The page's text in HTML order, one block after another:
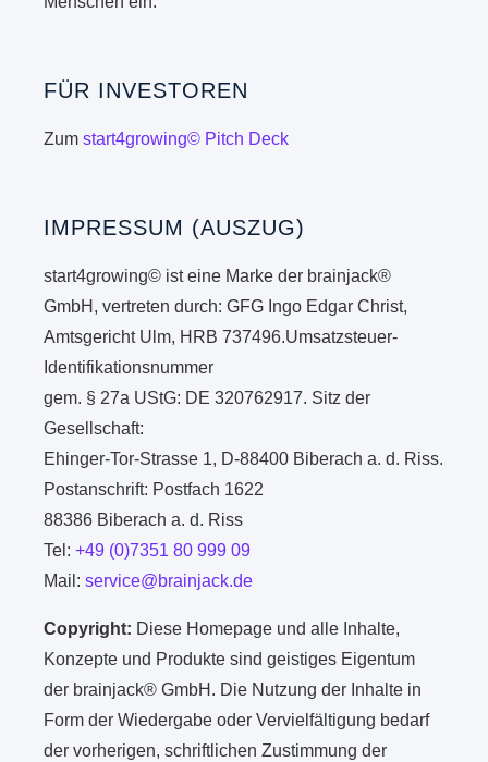
FÜR INVESTOREN
Zumstart4growing© Pitch Deck
IMPRESSUM (AUSZUG)
start4growing© ist eine Marke der brainjack®
GmbH, vertreten durch: GFG Ingo Edgar Christ,
Amtsgericht Ulm, HRB 737496.Umsatzsteuer-
Identifikationsnummer
gem. § 27a UStG: DE 320762917. Sitz der
Gesellschaft:
Ehinger-Tor-Strasse 1, D-88400 Biberach a. d. Riss.
Postanschrift: Postfach 1622
88386 Biberach a. d. Riss
Tel:+49 (0)7351 80 999 09
Mail:service@brainjack.de
Copyright: Diese Homepage und alle Inhalte,
Konzepte und Produkte sind geistiges Eigentum
der brainjack® GmbH. Die Nutzung der Inhalte in
Form der Wiedergabe oder Vervielfältigung bedarf
der vorherigen, schriftlichen Zustimmung der